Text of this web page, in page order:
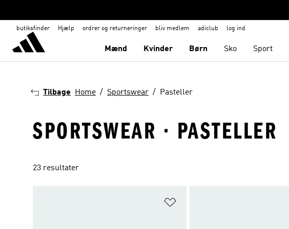
butiksfinder Hjælp ordrer og returneringer bliv medlem adiclub log ind
Mænd Kvinder Børn Sko Sport
Tilbage Home Sportswear Pasteller
SPORTSWEAR · PASTELLER
23 resultater